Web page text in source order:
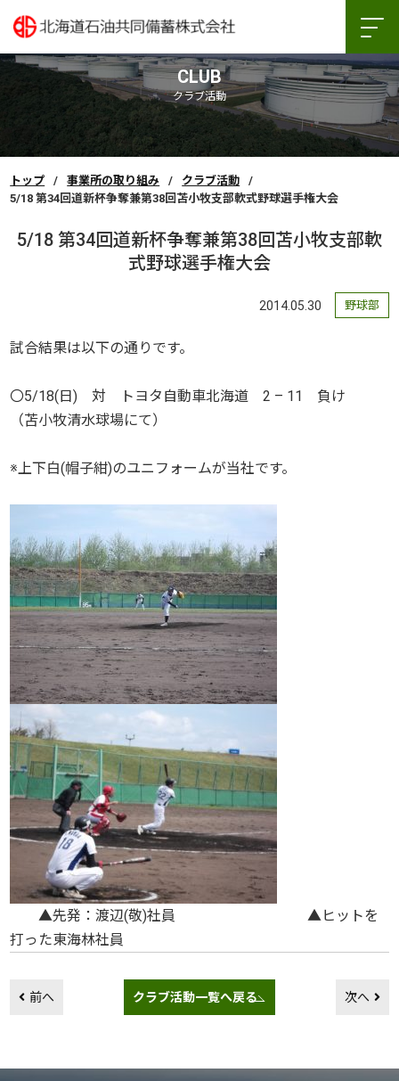
CLUB
クラブ活動
トップ 事業所の取り組み
クラブ活動
5/18 第34回道新杯争奪兼第38回苫小牧支部軟式野球選手権大会
5/18 第34回道新杯争奪兼第38回苫小牧支部軟
式野球選手権大会
2014.05.30 野球部
試合結果は以下の通りです。
〇5/18(日) 対 トヨタ自動車北海道 2 – 11 負け
（苫小牧清水球場にて）
※上下白(帽子紺)のユニフォームが当社です。
▲先発：渡辺(敬)社員 ▲ヒットを
打った東海林社員
前へ クラブ活動一覧へ戻る 次へ